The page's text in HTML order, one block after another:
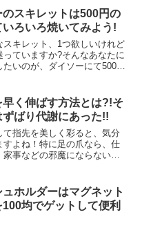
のスキレットは500円の
いろいろ焼いてみよう!
スキレット、1つ欲しいけれど
っていますか?そんなあなたに
いのが、ダイソーにて500円
トを初めて買いましたが、料
が...
早く伸ばす方法とは?!そ
ずばり代謝にあった!!
て指先を美しく彩ると、気分
すよね！特に足の爪なら、仕
家事などの邪魔にならないた
靴で隠れるので問題なしです♪
ばしている途中...
ホルダーはマグネット
100均でゲットして便利